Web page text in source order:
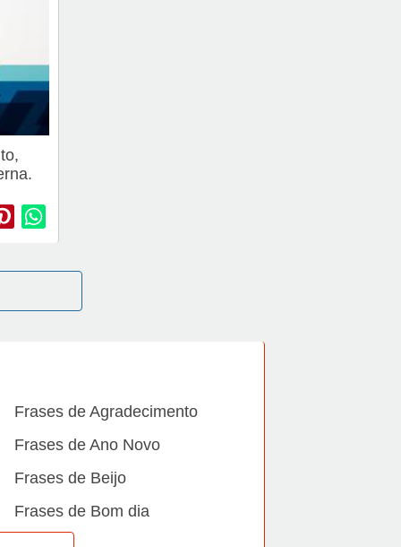
Frases de Agradecimento
Frases de Ano Novo
Frases de Beijo
Frases de Bom dia